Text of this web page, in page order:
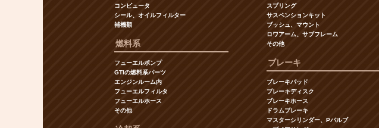
コンピュータ
シール、オイルフィルター
補機類
燃料系
フューエルポンプ
GTIの燃料系パーツ
エンジンルーム内
フューエルフィルタ
フューエルホース
その他
スプリング
サスペンションキット
ブッシュ、マウント
ロワアーム、サブフレーム
その他
ブレーキ
ブレーキパッド
ブレーキディスク
ブレーキホース
ドラムブレーキ
マスターシリンダー、Pバルブ